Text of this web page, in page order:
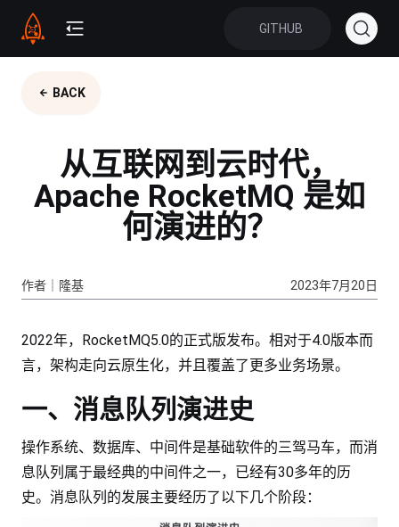
GITHUB
BACK
从互联网到云时代，
Apache RocketMQ 是如
何演进的？
作者｜隆基 2023年7月20日
2022年，RocketMQ5.0的正式版发布。相对于4.0版本而
言，架构走向云原生化，并且覆盖了更多业务场景。
一、消息队列演进史
操作系统、数据库、中间件是基础软件的三驾马车，而消
息队列属于最经典的中间件之一，已经有30多年的历
史。消息队列的发展主要经历了以下几个阶段：